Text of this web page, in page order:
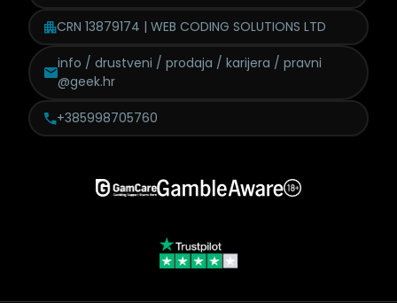
CRN 13879174 | WEB CODING SOLUTIONS LTD
info / drustveni / prodaja / karijera / pravni
@geek.hr
+385998705760